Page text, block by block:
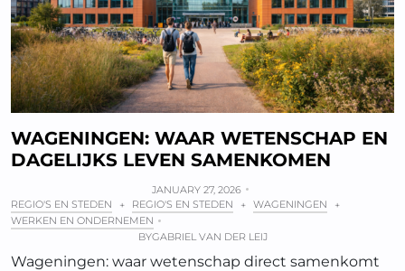
WAGENINGEN: WAAR WETENSCHAP EN
DAGELIJKS LEVEN SAMENKOMEN
JANUARY 27, 2026
REGIO'S EN STEDEN
+ REGIO'S EN STEDEN + WAGENINGEN
+
WERKEN EN ONDERNEMEN
BYGABRIEL VAN DER LEIJ
Wageningen: waar wetenschap direct samenkomt